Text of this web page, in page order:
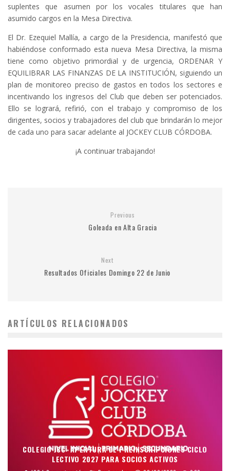
suplentes que asumen por los vocales titulares que han
asumido cargos en la Mesa Directiva.
El Dr. Ezequiel Mallía, a cargo de la Presidencia, manifestó que
habiéndose conformado esta nueva Mesa Directiva, la misma
tiene como objetivo primordial y de urgencia, ORDENAR Y
EQUILIBRAR LAS FINANZAS DE LA INSTITUCIÓN, siguiendo un
plan de monitoreo preciso de gastos en todos los sectores e
incentivando los ingresos del Club que deben ser potenciados.
Ello se logrará, refirió, con el trabajo y compromiso de los
dirigentes, socios y trabajadores del club que brindarán lo mejor
de cada uno para sacar adelante al JOCKEY CLUB CÓRDOBA.
¡A continuar trabajando!
Previous
Goleada en Alta Gracia
Next
Resultados Oficiales Domingo 22 de Junio
ARTÍCULOS RELACIONADOS
COLEGIO JCC: APERTURA DE PREINSCRIPCIONES CICLO
LECTIVO 2027 PARA SOCIOS ACTIVOS